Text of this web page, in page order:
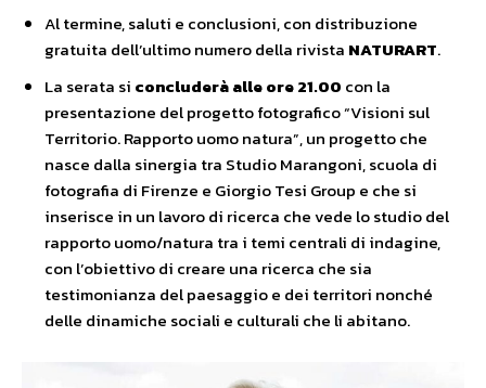
Al termine, saluti e conclusioni, con distribuzione
gratuita dell’ultimo numero della rivista NATURART.
La serata si concluderà alle ore 21.00 con la
presentazione del progetto fotografico “Visioni sul
Territorio. Rapporto uomo natura”, un progetto che
nasce dalla sinergia tra Studio Marangoni, scuola di
fotografia di Firenze e Giorgio Tesi Group e che si
inserisce in un lavoro di ricerca che vede lo studio del
rapporto uomo/natura tra i temi centrali di indagine,
con l’obiettivo di creare una ricerca che sia
testimonianza del paesaggio e dei territori nonché
delle dinamiche sociali e culturali che li abitano.